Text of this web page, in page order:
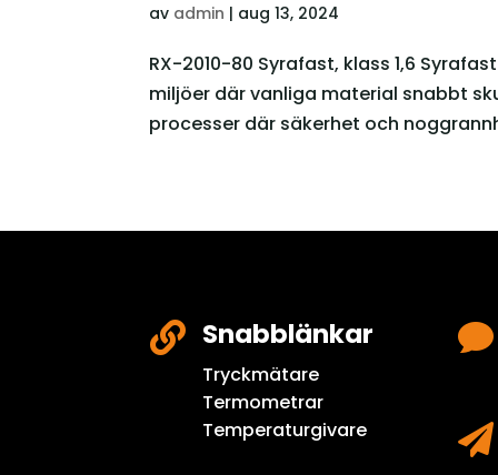
av admin | aug 13, 2024
RX-2010-80 Syrafast, klass 1,6
miljöer där vanliga material snabbt
processer där säkerhet och
 Snabblänkar
Tryckmätare
Termometrar
Temperaturgivare

